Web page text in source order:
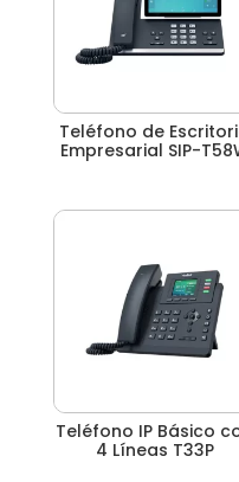
Teléfono de
Empresarial SIP-
Teléfono IP Básico
4 Líneas T33P